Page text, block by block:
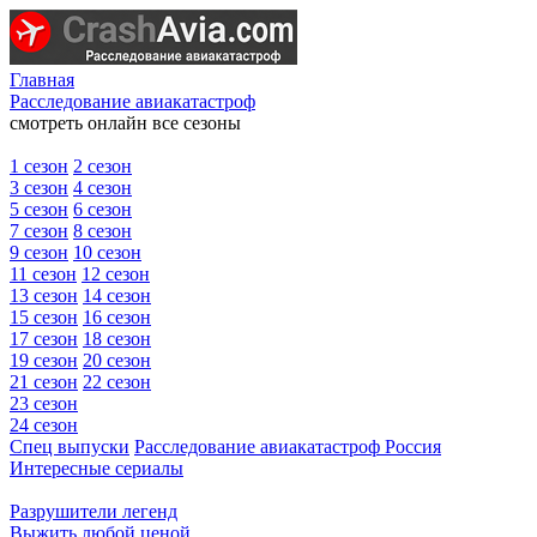
Главная
Расследование авиакатастроф
смотреть онлайн все сезоны
1 сезон 2 сезон
3 сезон 4 сезон
5 сезон 6 сезон
7 сезон 8 сезон
9 сезон 10 сезон
11 сезон 12 сезон
13 сезон 14 сезон
15 сезон 16 сезон
17 сезон 18 сезон
19 сезон 20 сезон
21 сезон 22 сезон
23 сезон
24 сезон
Спец выпуски Расследование авиакатастроф Россия
Интересные сериалы
Разрушители легенд
Выжить любой ценой